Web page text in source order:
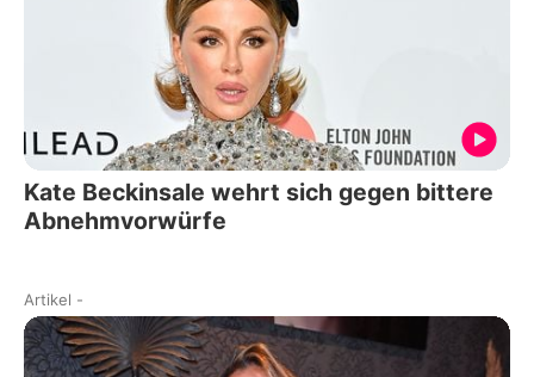
Kate Beckinsale wehrt sich gegen bittere
Abnehmvorwürfe
Artikel -